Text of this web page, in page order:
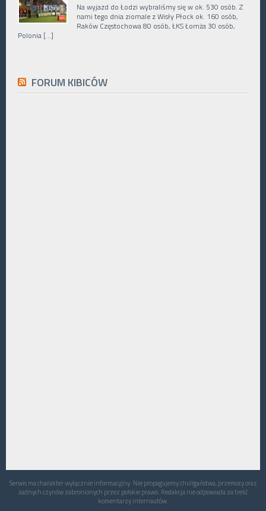
Na wyjazd do Łodzi wybraliśmy się w ok. 530 osób. Z
nami tego dnia ziomale z Wisły Płock ok. 160 osób,
Raków Częstochowa 80 osób, ŁKS Łomża 30 osób,
Polonia […]
FORUM KIBICÓW
Serwis ma charakter wyłącznie informacyjny. Nie propagujemy chuligaństwa, przemocy oraz
żadnych czynów zabronionych przez polskie prawo. Redakcja nie odpowiada za treść
komentarzy internautów.